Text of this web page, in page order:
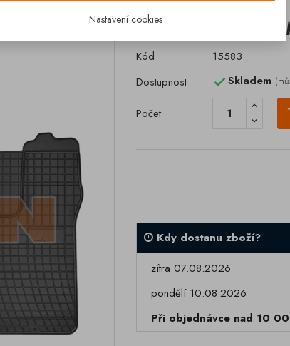
Gumové rohože
Kód
15583
Dostupnost
Skladem
Počet
Kdy dostanu zboží?
zítra 07.08.2026
pondělí 10.08.2026
Při objednávce nad 10
Nastavení cookies